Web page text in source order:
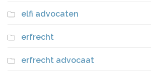
elfi advocaten
erfrecht
erfrecht advocaat